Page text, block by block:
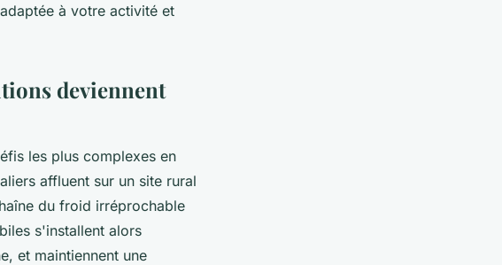
à votre activité et
deviennent
les plus complexes en
affluent sur un site rural
du froid irréprochable
s'installent alors
et maintiennent une